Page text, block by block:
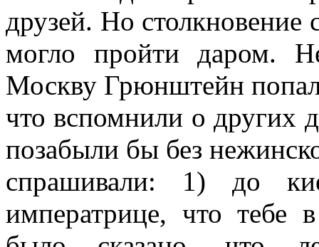
друзей. Но
могло пройти даром.
Москву Грюнштейн
что вспомнили о других
позабыли бы без
спрашивали: 1) до
императрице, что тебе